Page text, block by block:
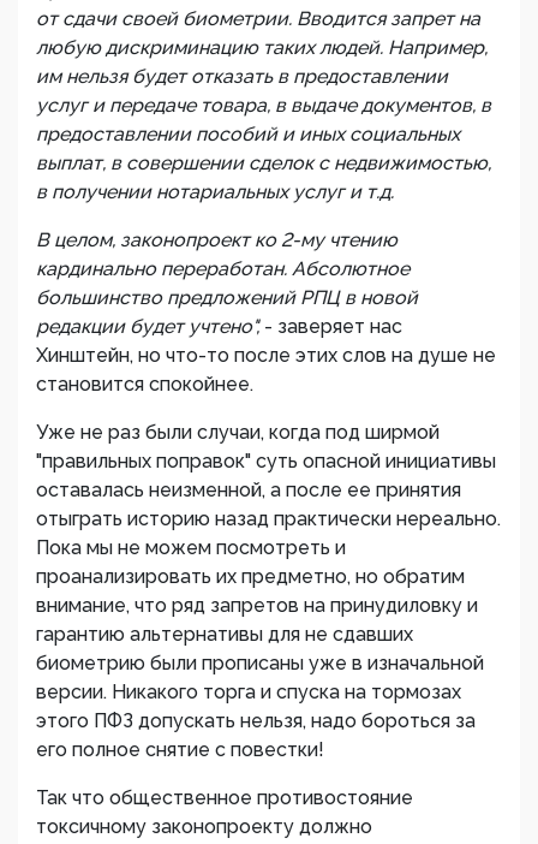
от сдачи своей биометрии. Вводится запрет на
любую дискриминацию таких людей. Например,
им нельзя будет отказать в предоставлении
услуг и передаче товара, в выдаче документов, в
предоставлении пособий и иных социальных
выплат, в совершении сделок с недвижимостью,
в получении нотариальных услуг и т.д.
В целом, законопроект ко 2-му чтению
кардинально переработан. Абсолютное
большинство предложений РПЦ в новой
редакции будет учтено",- заверяет нас
Хинштейн, но что-то после этих слов на душе не
становится спокойнее.
Уже не раз были случаи, когда под ширмой
"правильных поправок" суть опасной инициативы
оставалась неизменной, а после ее принятия
отыграть историю назад практически нереально.
Пока мы не можем посмотреть и
проанализировать их предметно, но обратим
внимание, что ряд запретов на принудиловку и
гарантию альтернативы для не сдавших
биометрию были прописаны уже в изначальной
версии. Никакого торга и спуска на тормозах
этого ПФЗ допускать нельзя, надо бороться за
его полное снятие с повестки!
Так что общественное противостояние
токсичному законопроекту должно